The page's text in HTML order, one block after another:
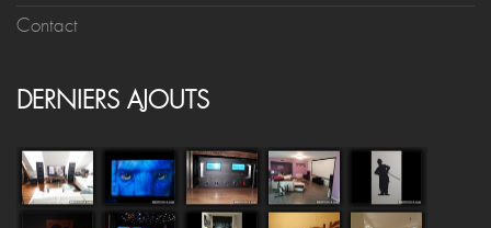
Contact
DERNIERS AJOUTS